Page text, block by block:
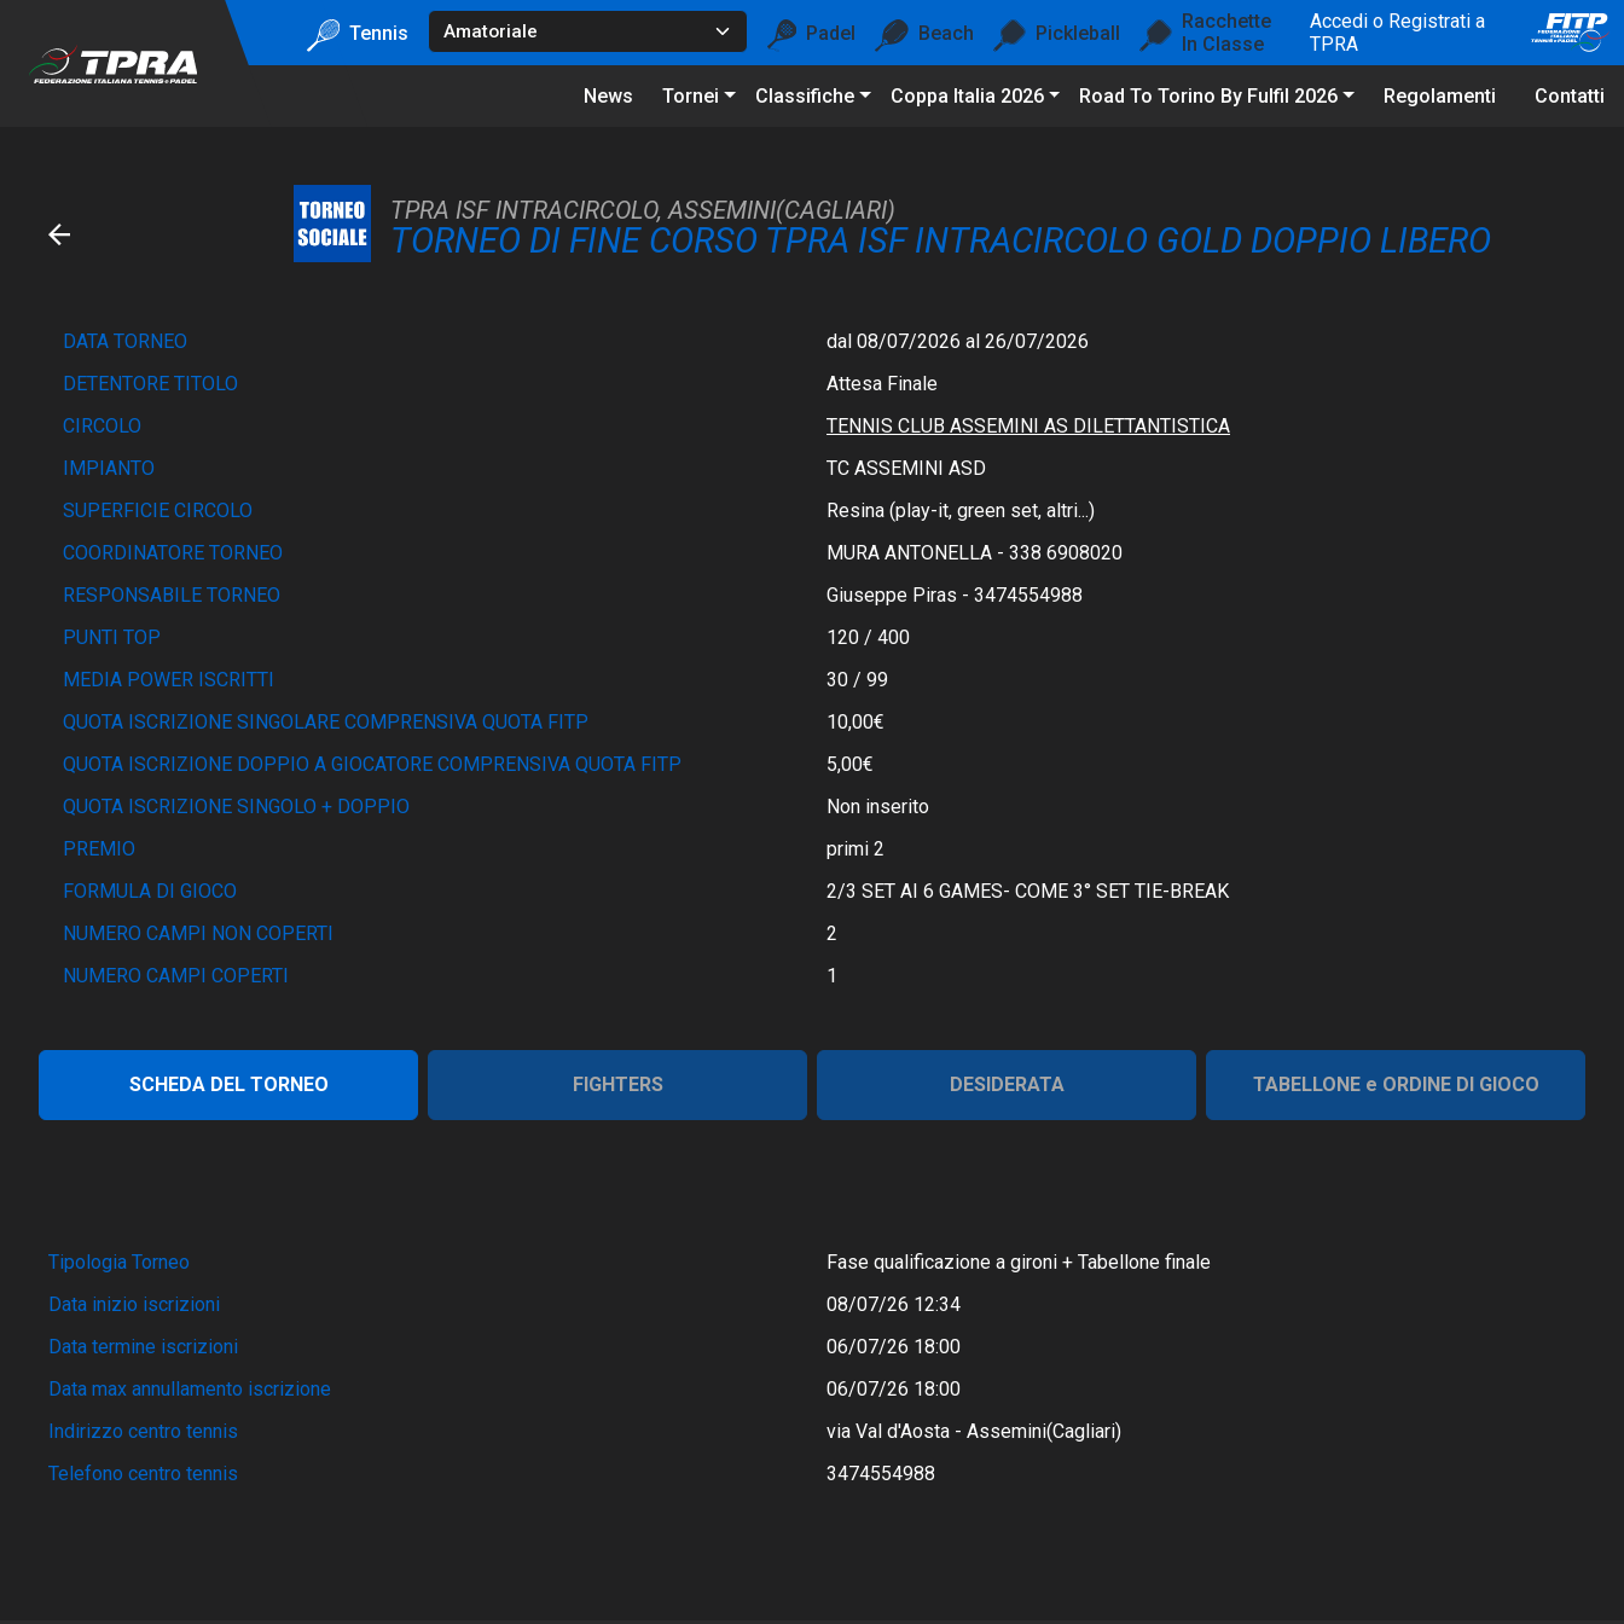
Tennis Padel Beach Pickleball
Racchette
In Classe
Accedi o Registrati a
TPRA
News Tornei Classifiche Coppa Italia 2026 Road To Torino By Fulfil 2026 Regolamenti Contatti
TPRA ISF INTRACIRCOLO, ASSEMINI(CAGLIARI)
TORNEO DI FINE CORSO TPRA ISF INTRACIRCOLO GOLD DOPPIO LIBERO
DATA TORNEO
dal 08/07/2026 al 26/07/2026
DETENTORE TITOLO
Attesa Finale
CIRCOLO
TENNIS CLUB ASSEMINI AS DILETTANTISTICA
IMPIANTO
TC ASSEMINI ASD
SUPERFICIE CIRCOLO
Resina (play-it, green set, altri...)
COORDINATORE TORNEO
MURA ANTONELLA - 338 6908020
RESPONSABILE TORNEO
Giuseppe Piras - 3474554988
PUNTI TOP
120 / 400
MEDIA POWER ISCRITTI
30 / 99
QUOTA ISCRIZIONE SINGOLARE COMPRENSIVA QUOTA FITP
10,00€
QUOTA ISCRIZIONE DOPPIO A GIOCATORE COMPRENSIVA QUOTA FITP
5,00€
QUOTA ISCRIZIONE SINGOLO + DOPPIO
Non inserito
PREMIO
primi 2
FORMULA DI GIOCO
2/3 SET AI 6 GAMES- COME 3° SET TIE-BREAK
NUMERO CAMPI NON COPERTI
2
NUMERO CAMPI COPERTI
1
SCHEDA DEL TORNEO FIGHTERS DESIDERATA TABELLONE e ORDINE DI GIOCO
Tipologia Torneo
Fase qualificazione a gironi + Tabellone finale
Data inizio iscrizioni
08/07/26 12:34
Data termine iscrizioni
06/07/26 18:00
Data max annullamento iscrizione
06/07/26 18:00
Indirizzo centro tennis
via Val d'Aosta - Assemini(Cagliari)
Telefono centro tennis
3474554988